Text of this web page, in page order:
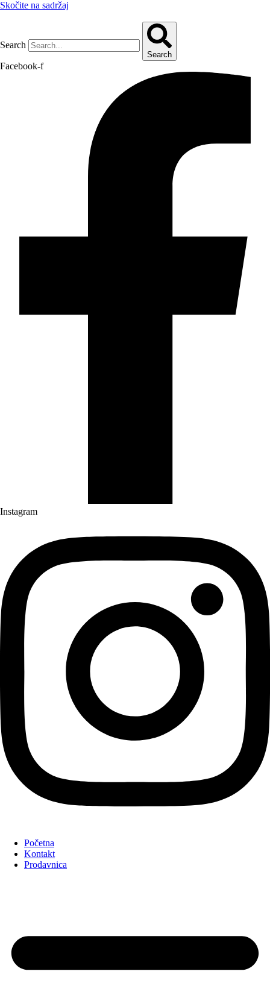
Skočite na sadržaj
Search
Search
Facebook-f
Instagram
Početna
Kontakt
Prodavnica